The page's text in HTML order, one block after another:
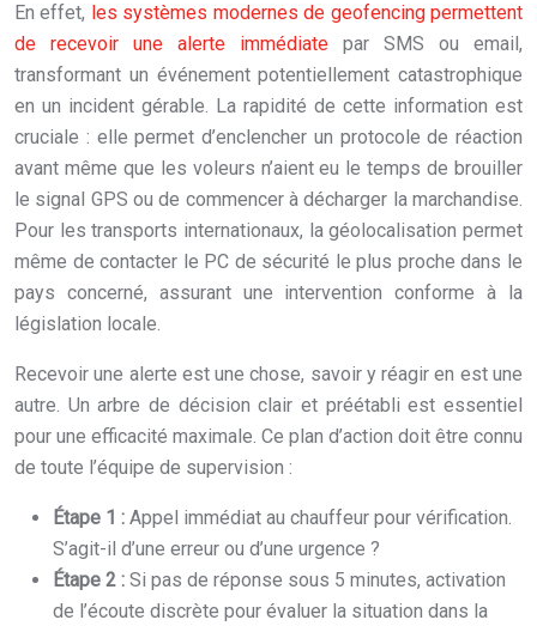
En effet, les systèmes modernes de geofencing permettent
de recevoir une alerte immédiate par SMS ou email,
transformant un événement potentiellement catastrophique
en un incident gérable. La rapidité de cette information est
cruciale : elle permet d’enclencher un protocole de réaction
avant même que les voleurs n’aient eu le temps de brouiller
le signal GPS ou de commencer à décharger la marchandise.
Pour les transports internationaux, la géolocalisation permet
même de contacter le PC de sécurité le plus proche dans le
pays concerné, assurant une intervention conforme à la
législation locale.
Recevoir une alerte est une chose, savoir y réagir en est une
autre. Un arbre de décision clair et préétabli est essentiel
pour une efficacité maximale. Ce plan d’action doit être connu
de toute l’équipe de supervision :
Étape 1 : Appel immédiat au chauffeur pour vérification.
S’agit-il d’une erreur ou d’une urgence ?
Étape 2 : Si pas de réponse sous 5 minutes, activation
de l’écoute discrète pour évaluer la situation dans la